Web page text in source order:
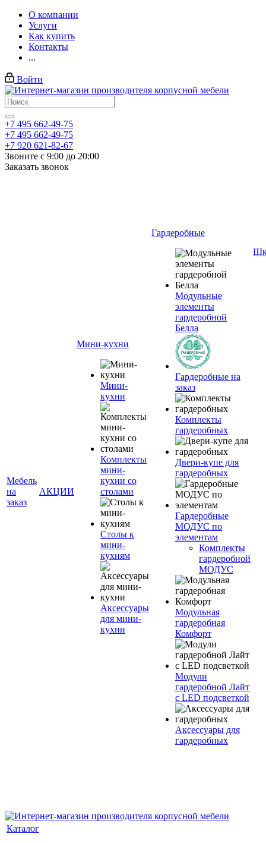
О компании
Услуги
Как купить
Контакты
...
Войти
+7 495 662-49-75
+7 495 662-49-75
+7 920 621-82-67
Звоните с 9:00 до 20:00
Заказать звонок
Мебель
на
заказ
АКЦИИ
Мини-кухни
Мини-
кухни
Комплекты
мини-
кухни со
столами
Столы к
мини-
кухням
Аксессуары
для мини-
кухни
Гардеробные
Модульные
элементы
гардеробной
Белла
Гардеробные на
заказ
Комплекты
гардеробных
Двери-купе для
гардеробных
Гардеробные
МОДУС по
элементам
Комплекты
гардеробной
МОДУС
Модульная
гардеробная
Комфорт
Модули
гардеробной Лайт
с LED подсветкой
Аксессуары для
гардеробных
Каталог